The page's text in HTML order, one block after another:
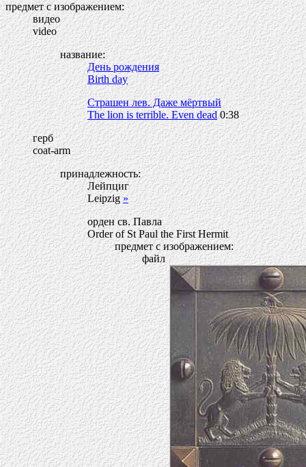
предмет с изображением:
видео
video
название:
День рождения
Birth day
Страшен лев. Даже мёртвый
The lion is terrible. Even dead0:38
герб
coat-arm
принадлежность:
Лейпциг
Leipzig»
орден св. Павла
Order of St Paul the First Hermit
предмет с изображением:
файл